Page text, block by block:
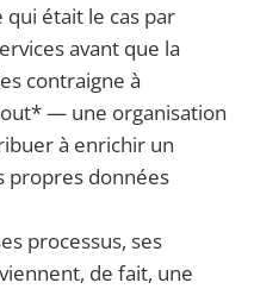
était le cas par
avant que la
contraigne à
— une organisation
à enrichir un
propres données
processus, ses
de fait, une